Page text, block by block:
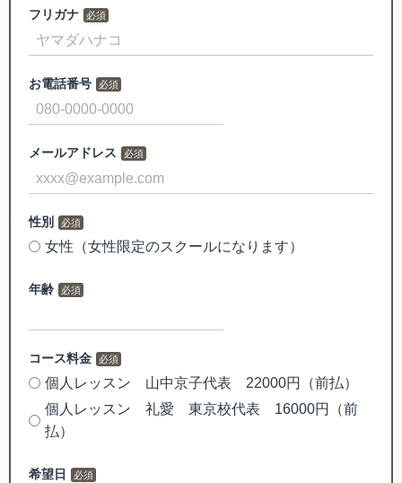
フリガナ
お電話番号
メールアドレス
性別
女性（女性限定のスクールになります）
年齢
コース料金
個人レッスン 山中京子代表 22000円（前払）
個人レッスン 礼愛 東京校代表 16000円（前
払）
希望日